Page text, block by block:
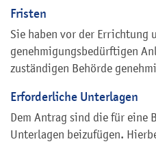
Fristen
Sie haben vor der Errichtung
genehmigungsbedürftigen
zuständigen Behörde
Erforderliche Unterlagen
Dem Antrag sind die für eine
Unterlagen beizufügen.